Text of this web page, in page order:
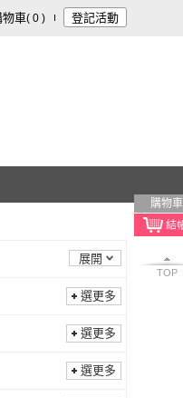
物車( 0 ) 登記活動
購物車
TOP
展開
選更多
選更多
選更多